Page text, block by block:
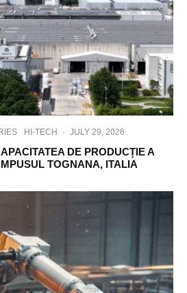
HI-TECH · JULY 29, 2026
DE PRODUCȚIE A
TOGNANA, ITALIA